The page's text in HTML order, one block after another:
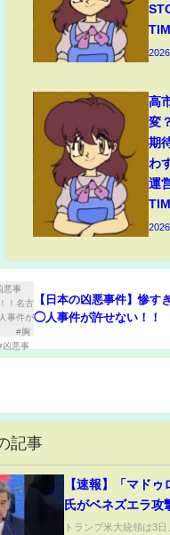
高
変
期
わ
運
【日本の凶悪事件】惨す
◯人事件が許せない
記事
【速報】「マド
氏がベネズエラ攻
トランプ米大統領は3